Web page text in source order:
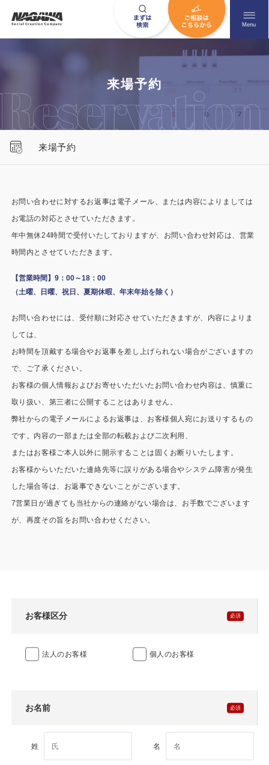
メニュ
Menu
お問い合わせはこちら
営業時間AM 9:00〜PM6:00
HOME
ニュース一覧
倉庫・工場
店舗
勉強部屋・子供部屋
休憩室・喫煙室
危険物保管庫
よくあるご質問
その他
お問い合わせ
利用規約
来場予約
来場予約
お問い合わせに対するお返事は電子メール、または内容によりましては
お電話の対応とさせていただきます。
年中無休24時間で受付いたしておりますが、お問い合わせ対応は、営業
時間内とさせていただきます。
【営業時間】9：00～18：00
（土曜、日曜、祝日、夏期休暇、年末年始を除く）
お問い合わせには、受付順に対応させていただきますが、内容によりま
しては、
お時間を頂戴する場合やお返事を差し上げられない場合がございますの
で、ご了承ください。
お客様の個人情報およびお寄せいただいたお問い合わせ内容は、慎重に
取り扱い、第三者に公開することはありません。
弊社からの電子メールによるお返事は、お客様個人宛にお送りするもの
です。内容の一部または全部の転載および二次利用、
またはお客様ご本人以外に開示することは固くお断りいたします。
お客様からいただいた連絡先等に誤りがある場合やシステム障害が発生
した場合等は、お返事できないことがございます。
7営業日が過ぎても当社からの連絡がない場合は、お手数でございます
が、再度その旨をお問い合わせください。
お客様区分
法人のお客様 個人のお客様
お名前
姓 名